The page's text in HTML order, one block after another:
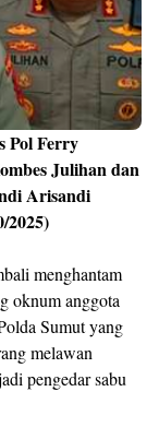
Pol Ferry
Julihan dan
Arisandi
2025)
menghantam
oknum anggota
Sumut yang
melawan
pengedar sabu